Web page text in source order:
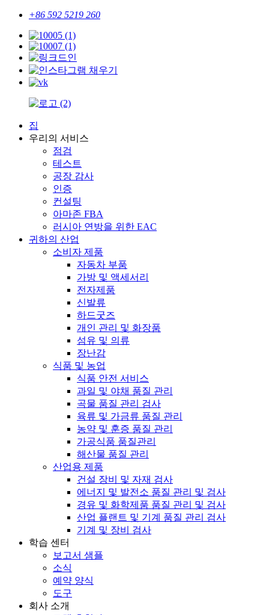
+86 592 5219 260
집
우리의 서비스
점검
테스트
공장 감사
인증
컨설팅
아마존 FBA
러시아 연방을 위한 EAC
귀하의 산업
소비자 제품
자동차 부품
가방 및 액세서리
전자제품
신발류
하드굿즈
개인 관리 및 화장품
섬유 및 의류
장난감
식품 및 농업
식품 안전 서비스
과일 및 야채 품질 관리
곡물 품질 관리 검사
육류 및 가금류 품질 관리
농약 및 훈증 품질 관리
가공식품 품질관리
해산물 품질 관리
산업용 제품
건설 장비 및 자재 검사
에너지 및 발전소 품질 관리 및 검사
경유 및 화학제품 품질 관리 및 검사
산업 플랜트 및 기계 품질 관리 검사
기계 및 장비 검사
학습 센터
보고서 샘플
소식
예약 양식
도구
회사 소개